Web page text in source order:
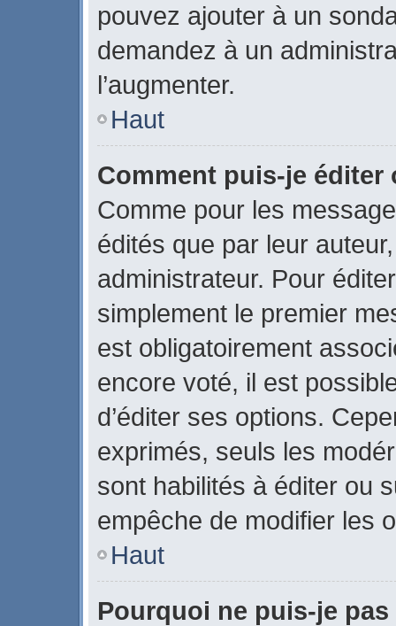
pouvez ajouter à un
demandez à un
l’augmenter.
Haut
Comment puis-je
Comme pour les
édités que par leur
administrateur. Pour
simplement le premier
est obligatoirement
encore voté, il est
d’éditer ses options.
exprimés, seuls les
sont habilités à éditer ou
empêche de modifier les
Haut
Pourquoi ne puis-je